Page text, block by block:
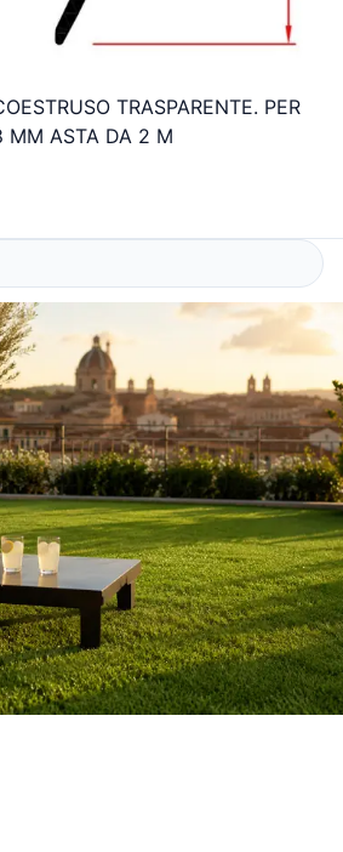
TRASPARENTE. PER
MM ASTA DA 2 M